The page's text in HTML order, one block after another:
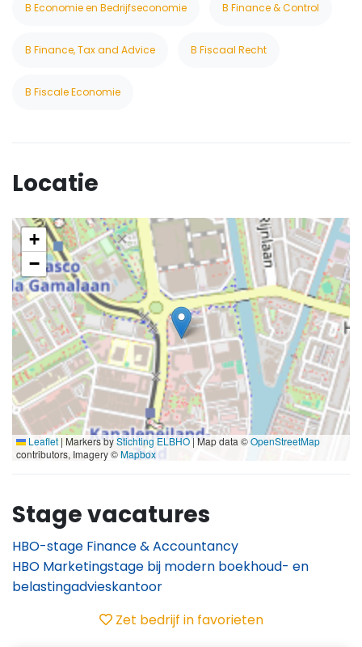
B Economie en Bedrijfseconomie B Finance & Control
B Finance, Tax and Advice B Fiscaal Recht
B Fiscale Economie
Locatie
+
−
Leaflet | Markers byStichting ELBHO| Map data ©OpenStreetMap
contributors, Imagery ©Mapbox
Stage vacatures
HBO-stage Finance & Accountancy
HBO Marketingstage bij modern boekhoud- en
belastingadvieskantoor
Zet bedrijf in favorieten